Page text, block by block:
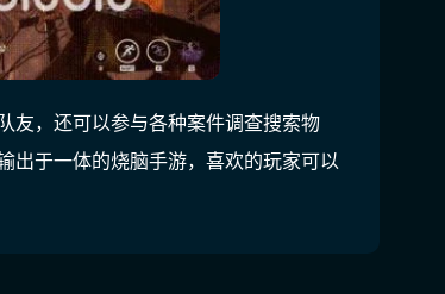
友，还可以参与各种案件调查搜索物
出于一体的烧脑手游，喜欢的玩家可以